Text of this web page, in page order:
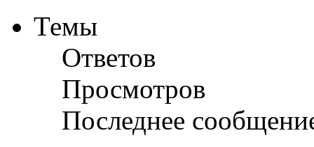
Темы
Ответов
Просмотров
Последнее